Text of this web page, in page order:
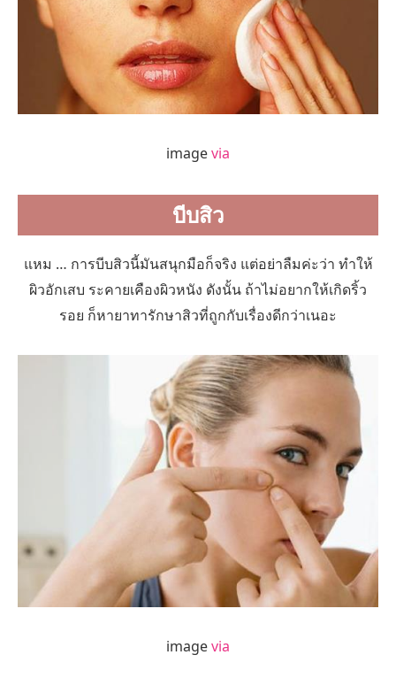
imagevia
บีบสิว
แหม … การบีบสิวนี้มันสนุกมือก็จริง แต่อย่าลืมค่ะว่า ทำให้
ผิวอักเสบ ระคายเคืองผิวหนัง ดังนั้น ถ้าไม่อยากให้เกิดริ้ว
รอย ก็หายาทารักษาสิวที่ถูกกับเรื่องดีกว่าเนอะ
imagevia